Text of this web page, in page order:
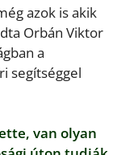
azok is akik
Orbán Viktor
a
segítséggel
van olyan